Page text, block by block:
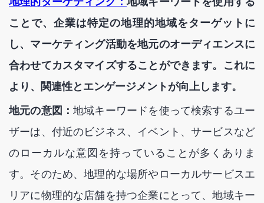
ことで、企業は特定の地理的地域をターゲットに
し、マーケティング活動を地元のオーディエンスに
合わせてカスタマイズすることができます。これに
より、関連性とエンゲージメントが向上します。
地元の意図：地域キーワードを使って検索するユー
ザーは、付近のビジネス、イベント、サービスなど
のローカルな意図を持っていることが多くありま
す。そのため、地理的な場所やローカルサービスエ
リアに物理的な店舗を持つ企業にとって、地域キー